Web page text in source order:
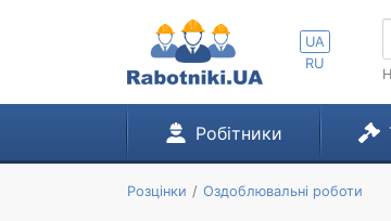
UA
RU
Робітники
Розцінки Оздоблювальні роботи